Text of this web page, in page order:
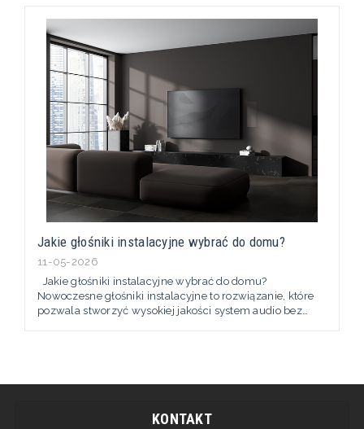
Jakie głośniki instalacyjne wybrać do domu?
11-05-2026
Jakie głośniki instalacyjne wybrać do domu?
Nowoczesne głośniki instalacyjne to rozwiązanie, które
pozwala stworzyć wysokiej jakości system audio bez
instalacyjne zapewniają...
KONTAKT